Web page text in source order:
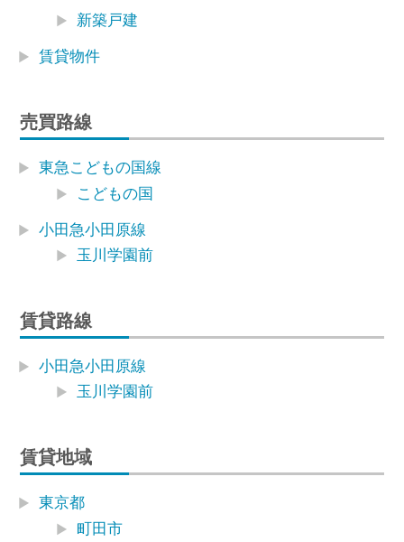
新築戸建
賃貸物件
売買路線
東急こどもの国線
こどもの国
小田急小田原線
玉川学園前
賃貸路線
小田急小田原線
玉川学園前
賃貸地域
東京都
町田市